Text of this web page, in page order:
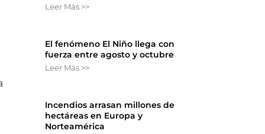
Leer Más >>
El fenómeno El Niño llega con
fuerza entre agosto y octubre
Leer Más >>
Incendios arrasan millones de
hectáreas en Europa y
Norteamérica